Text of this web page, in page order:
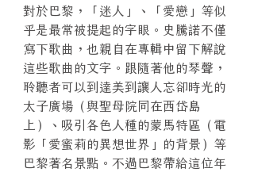
對於巴黎，「迷人」、「愛戀」等似
乎是最常被提起的字眼。史騰諾不僅
寫下歌曲，也親自在專輯中留下解說
這些歌曲的文字。跟隨著他的琴聲，
聆聽者可以到達美到讓人忘卻時光的
太子廣場（與聖母院同在西岱島
上）、吸引各色人種的蒙馬特區（電
影「愛蜜莉的異想世界」的背景）等
巴黎著名景點。不過巴黎帶給這位年